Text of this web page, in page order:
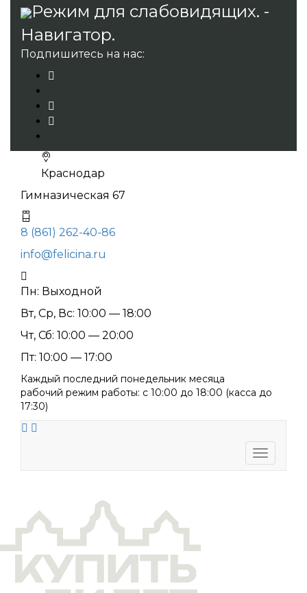
Режим для слабовидящих. -
Навигатор.
Подпишитесь на нас:
Краснодар
Гимназическая 67
8 (861) 262-40-86
info@felicina.ru
Пн: Выходной
Вт, Ср, Вс: 10:00 — 18:00
Чт, Сб: 10:00 — 20:00
Пт: 10:00 — 17:00
Каждый последний понедельник месяца
рабочий режим работы: с 10:00 до 18:00 (касса до
17:30)
Toggle